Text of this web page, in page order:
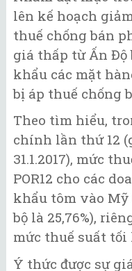
lên kế hoạch
thuế chống bán
giá thấp từ Ấn Độ
khẩu các mặt
bị áp thuế chống
Theo tìm hiểu,
chính lần thứ 12
31.1.2017), mức
POR12 cho các
khẩu tôm vào Mỹ
bộ là 25,76%),
mức thuế suất tối
Ý thức được sự